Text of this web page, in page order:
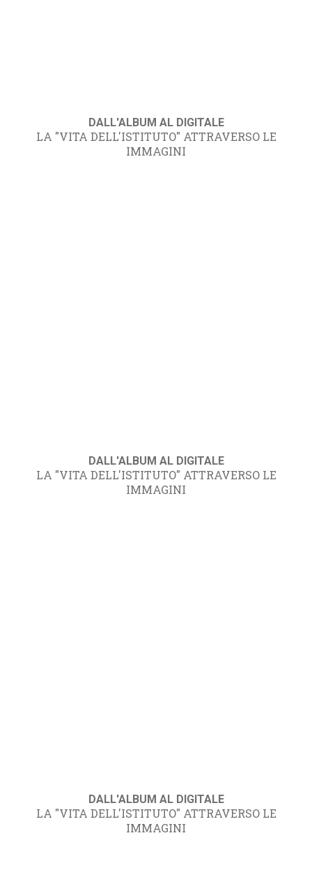
DALL'ALBUM AL DIGITALE
LA "VITA DELL'ISTITUTO" ATTRAVERSO LE
IMMAGINI
DALL'ALBUM AL DIGITALE
LA "VITA DELL'ISTITUTO" ATTRAVERSO LE
IMMAGINI
DALL'ALBUM AL DIGITALE
LA "VITA DELL'ISTITUTO" ATTRAVERSO LE
IMMAGINI